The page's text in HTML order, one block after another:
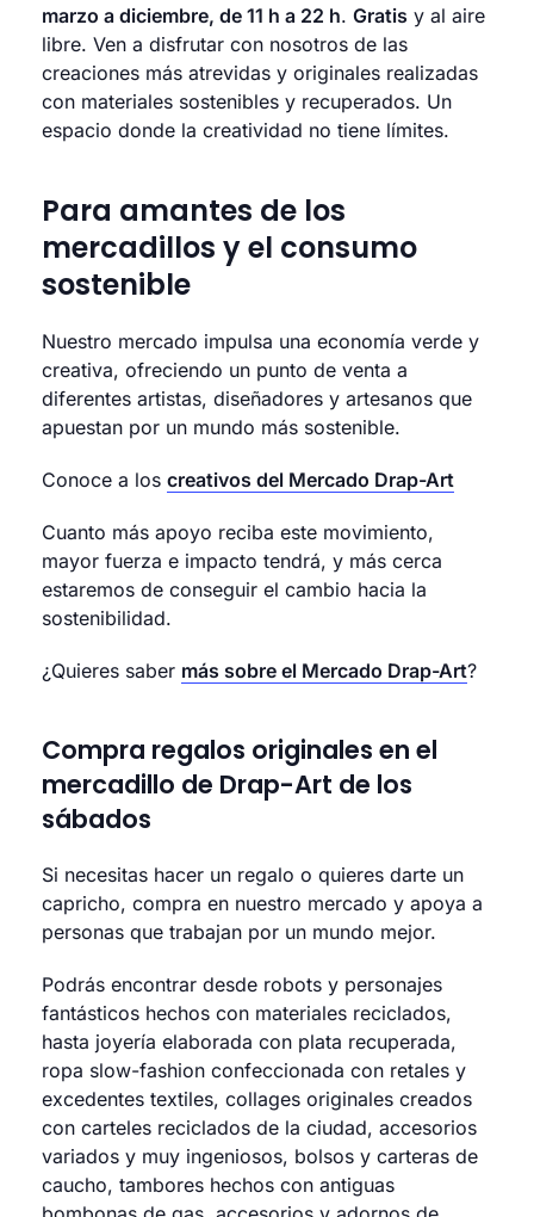
marzo a diciembre, de 11 h a 22 h. Gratis y al aire
libre. Ven a disfrutar con nosotros de las
creaciones más atrevidas y originales realizadas
con materiales sostenibles y recuperados. Un
espacio donde la creatividad no tiene límites.
Para amantes de los
mercadillos y el consumo
sostenible
Nuestro mercado impulsa una economía verde y
creativa, ofreciendo un punto de venta a
diferentes artistas, diseñadores y artesanos que
apuestan por un mundo más sostenible.
Conoce a los creativos del Mercado Drap-Art
Cuanto más apoyo reciba este movimiento,
mayor fuerza e impacto tendrá, y más cerca
estaremos de conseguir el cambio hacia la
sostenibilidad.
¿Quieres saber más sobre el Mercado Drap-Art?
Compra regalos originales en el
mercadillo de Drap-Art de los
sábados
Si necesitas hacer un regalo o quieres darte un
capricho, compra en nuestro mercado y apoya a
personas que trabajan por un mundo mejor.
Podrás encontrar desde robots y personajes
fantásticos hechos con materiales reciclados,
hasta joyería elaborada con plata recuperada,
ropa slow-fashion confeccionada con retales y
excedentes textiles, collages originales creados
con carteles reciclados de la ciudad, accesorios
variados y muy ingeniosos, bolsos y carteras de
caucho, tambores hechos con antiguas